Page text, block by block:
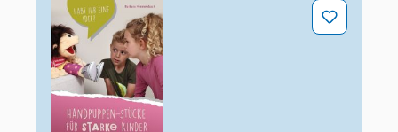
Handpuppen-Stücke für starke Kinder. 35